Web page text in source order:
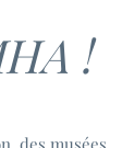
!
des musées